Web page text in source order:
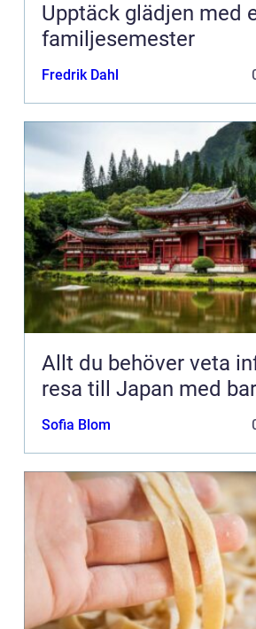
Upptäck glädjen med
familjesemester
Fredrik Dahl
Allt du behöver veta
resa till Japan med
Sofia Blom